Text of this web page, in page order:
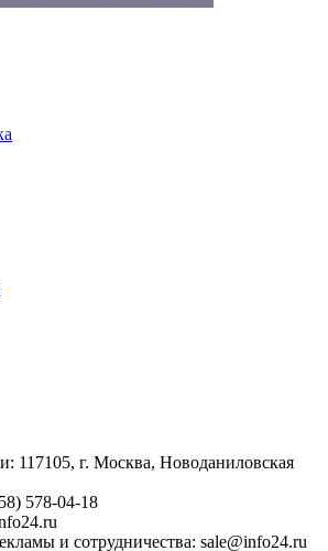
117105, г. Москва, Новоданиловская
578-04-18
и сотрудничества: sale@info24.ru